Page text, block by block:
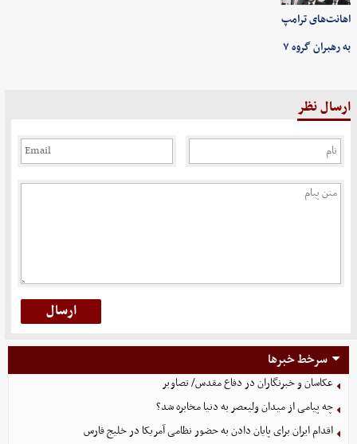
اهانت‌های ترامپ
به رهبران گروه ۷
ارسال نظر
سرخط خبرها
عکاسان و خبرنگاران در دفاع مقدس/ تصاویر
چه پیامی از میدان ولیعصر به دنیا مخابره شد؟
اقدام ایران برای پایان دادن به حضور نظامی آمریکا در خلیج فارس